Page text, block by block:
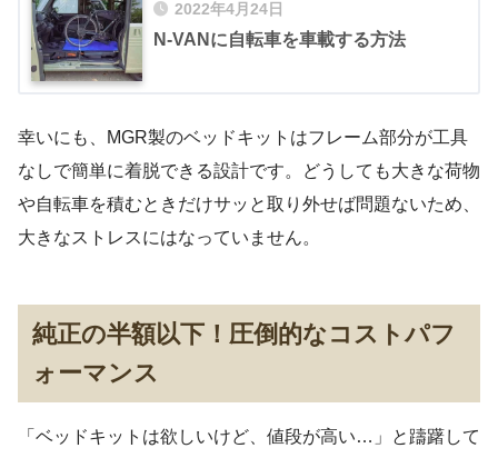
2022年4月24日
N-VANに自転車を車載する方法
幸いにも、MGR製のベッドキットはフレーム部分が工具
なしで簡単に着脱できる設計です。どうしても大きな荷物
や自転車を積むときだけサッと取り外せば問題ないため、
大きなストレスにはなっていません。
純正の半額以下！圧倒的なコストパフ
ォーマンス
「ベッドキットは欲しいけど、値段が高い…」と躊躇して